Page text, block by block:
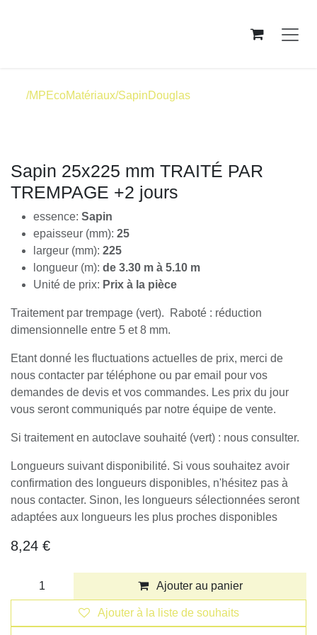
/MPEcoMatériaux/SapinDouglas
Sapin 25x225 mm TRAITÉ PAR
TREMPAGE +2 jours
essence: Sapin
epaisseur (mm): 25
largeur (mm): 225
longueur (m): de 3.30 m à 5.10 m
Unité de prix: Prix à la pièce
Traitement par trempage (vert). Raboté : réduction
dimensionnelle entre 5 et 8 mm.
Etant donné les fluctuations actuelles de prix, merci de
nous contacter par téléphone ou par email pour vos
demandes de devis et vos commandes. Les prix du jour
vous seront communiqués par notre équipe de vente.
Si traitement en autoclave souhaité (vert) : nous consulter.
Longueurs suivant disponibilité. Si vous souhaitez avoir
confirmation des longueurs disponibles, n'hésitez pas à
nous contacter. Sinon, les longueurs sélectionnées seront
adaptées aux longueurs les plus proches disponibles
8,24 €
Ajouter au panier
Ajouter à la liste de souhaits